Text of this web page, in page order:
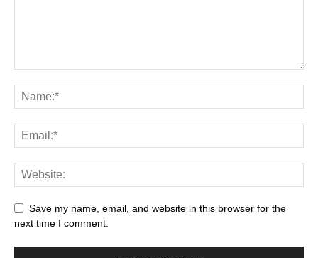
Save my name, email, and website in this browser for the
next time I comment.